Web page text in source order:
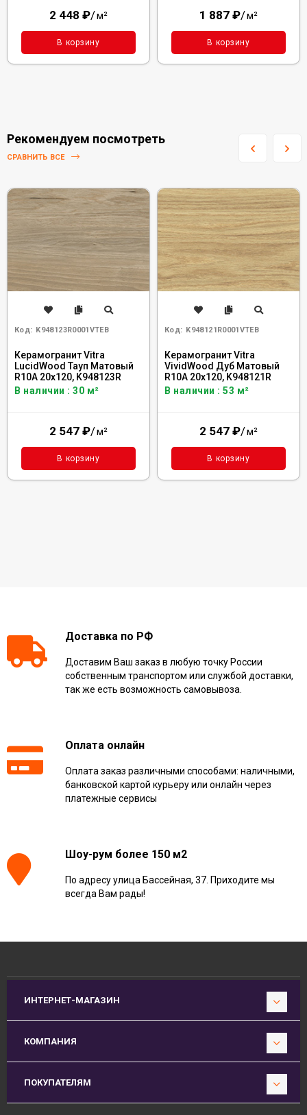
2 448 ₽/м²
В корзину
1 887 ₽/м²
В корзину
Рекомендуем посмотреть
СРАВНИТЬ ВСЕ
Код: K948123R0001VTEB
Керамогранит Vitra
LucidWood Тауп Матовый
R10A 20x120, K948123R
В наличии : 30 м²
2 547 ₽/м²
В корзину
Код: K948121R0001VTEB
Керамогранит Vitra
VividWood Дуб Матовый
R10A 20x120, K948121R
В наличии : 53 м²
2 547 ₽/м²
В корзину
Доставка по РФ
Доставим Ваш заказ в любую точку России
собственным транспортом или службой доставки,
так же есть возможность самовывоза.
Оплата онлайн
Оплата заказ различными способами: наличными,
банковской картой курьеру или онлайн через
платежные сервисы
Шоу-рум более 150 м2
По адресу улица Бассейная, 37. Приходите мы
всегда Вам рады!
ИНТЕРНЕТ-МАГАЗИН
КОМПАНИЯ
ПОКУПАТЕЛЯМ